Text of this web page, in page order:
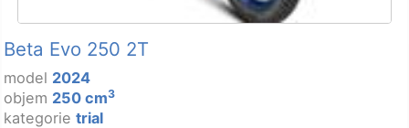
Beta Evo 250 2T
model 2024
objem 250 cm3
kategorie trial